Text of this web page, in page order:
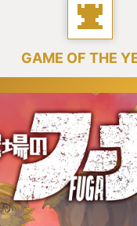
GAME OF THE